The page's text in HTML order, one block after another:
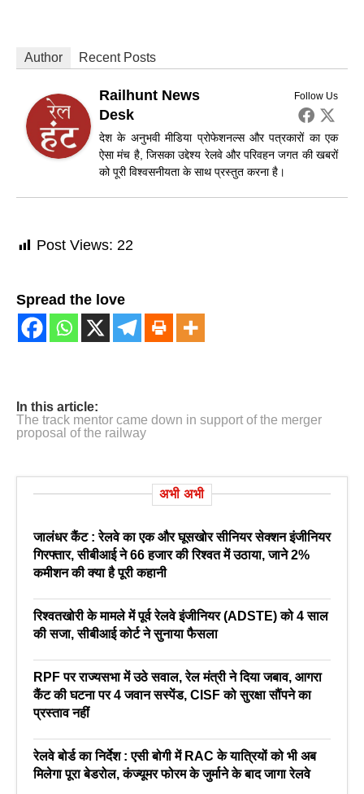
Author Recent Posts
Follow Us
Railhunt News
Desk
देश के अनुभवी मीडिया प्रोफेशनल्स और पत्रकारों का एक
ऐसा मंच है, जिसका उद्देश्य रेलवे और परिवहन जगत की खबरों
को पूरी विश्वसनीयता के साथ प्रस्तुत करना है।
Post Views: 22
Spread the love
In this article:
The track mentor came down in support of the merger
proposal of the railway
अभी अभी
जालंधर कैंट : रेलवे का एक और घूसखोर सीनियर सेक्शन इंजीनियर
गिरफ्तार, सीबीआई ने 66 हजार की रिश्वत में उठाया, जाने 2%
कमीशन की क्या है पूरी कहानी
रिश्वतखोरी के मामले में पूर्व रेलवे इंजीनियर (ADSTE) को 4 साल
की सजा, सीबीआई कोर्ट ने सुनाया फैसला
RPF पर राज्यसभा में उठे सवाल, रेल मंत्री ने दिया जबाव, आगरा
कैंट की घटना पर 4 जवान सस्पेंड, CISF को सुरक्षा सौंपने का
प्रस्ताव नहीं
रेलवे बोर्ड का निर्देश : एसी बोगी में RAC के यात्रियों को भी अब
मिलेगा पूरा बेडरोल, कंज्यूमर फोरम के जुर्माने के बाद जागा रेलवे